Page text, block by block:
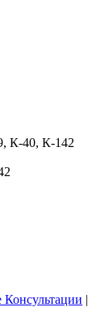
К-40, К-142
|